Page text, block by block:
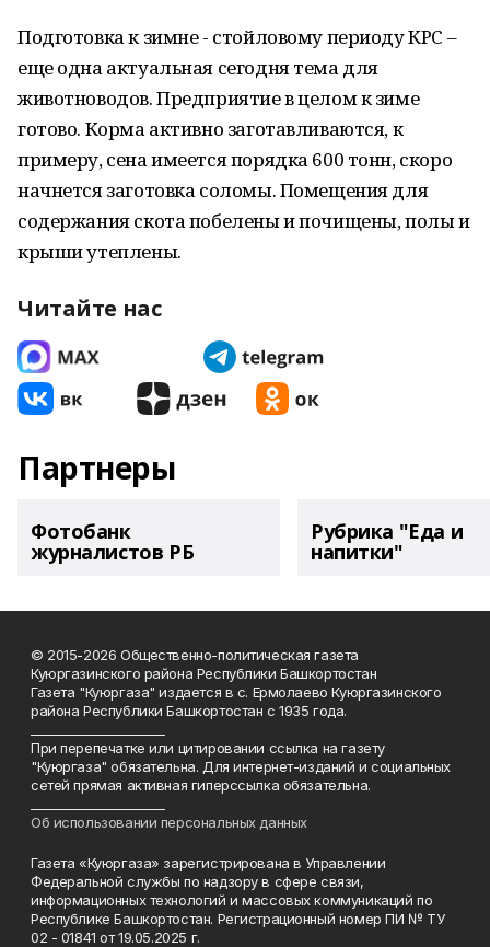
Подготовка к зимне - стойловому периоду КРС –
еще одна актуальная сегодня тема для
животноводов. Предприятие в целом к зиме
готово. Корма активно заготавливаются, к
примеру, сена имеется порядка 600 тонн, скоро
начнется заготовка соломы. Помещения для
содержания скота побелены и почищены, полы и
крыши утеплены.
Читайте нас
Партнеры
Фотобанк
журналистов РБ
Рубрика "Еда и
напитки"
© 2015-2026 Общественно-политическая газета
Куюргазинского района Республики Башкортостан
Газета "Куюргаза" издается в с. Ермолаево Куюргазинского
района Республики Башкортостан с 1935 года.
При перепечатке или цитировании ссылка на газету
"Куюргаза" обязательна. Для интернет-изданий и социальных
сетей прямая активная гиперссылка обязательна.
Об использовании персональных данных
Газета «Куюргаза» зарегистрирована в Управлении
Федеральной службы по надзору в сфере связи,
информационных технологий и массовых коммуникаций по
Республике Башкортостан. Регистрационный номер ПИ № ТУ
02 - 01841 от 19.05.2025 г.